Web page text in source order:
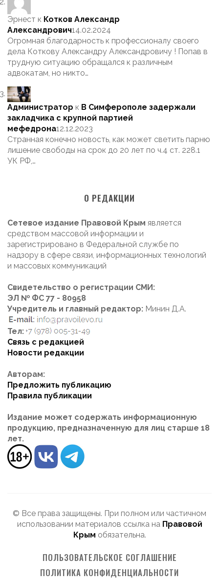
Эрнест к Котков Александр
Александрович14.02.2024
Огромная благодарность к профессионалу своего
дела Коткову Александру Александровичу ! Попав в
трудную ситуацию обращался к различным
адвокатам, но никто…
Администратор к В Симферополе задержали
закладчика с крупной партией
мефедрона12.12.2023
Странная конечно новость, как может светить парню
лишение свободы на срок до 20 лет по ч.4 ст. 228.1
УК РФ,…
О РЕДАКЦИИ
Сетевое издание Правовой Крым является
средством массовой информации и
зарегистрировано в Федеральной службе по
надзору в сфере связи, информационных технологий
и массовых коммуникаций
Свидетельство о регистрации СМИ:
ЭЛ № ФС 77 - 80958
Учредитель и главный редактор: Минин Д.А.
Тел:
Связь с редакцией
Новости редакции
Авторам:
Предложить публикацию
Правила публикации
Издание может содержать информационную
продукцию, предназначенную для лиц старше 18
лет.
© Все права защищены. При полном или частичном
использовании материалов ссылка на Правовой
Крым обязательна.
ПОЛЬЗОВАТЕЛЬСКОЕ СОГЛАШЕНИЕ
ПОЛИТИКА КОНФИДЕНЦИАЛЬНОСТИ